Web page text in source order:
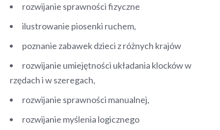
rozwijanie sprawności fizyczne
ilustrowanie piosenki ruchem,
poznanie zabawek dzieci z różnych krajów
rozwijanie umiejętności układania klocków w
rzędach i w szeregach,
rozwijanie sprawności manualnej,
rozwijanie myślenia logicznego